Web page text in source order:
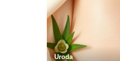
Uroda